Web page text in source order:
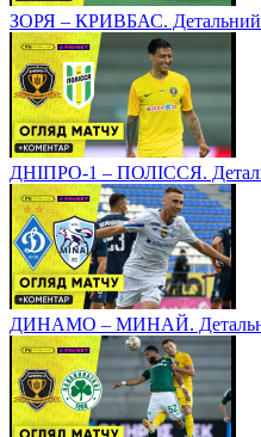
ЗОРЯ – КРИВБАС. Детальний
ДНІПРО-1 – ПОЛІССЯ.
ДИНАМО – МИНАЙ.